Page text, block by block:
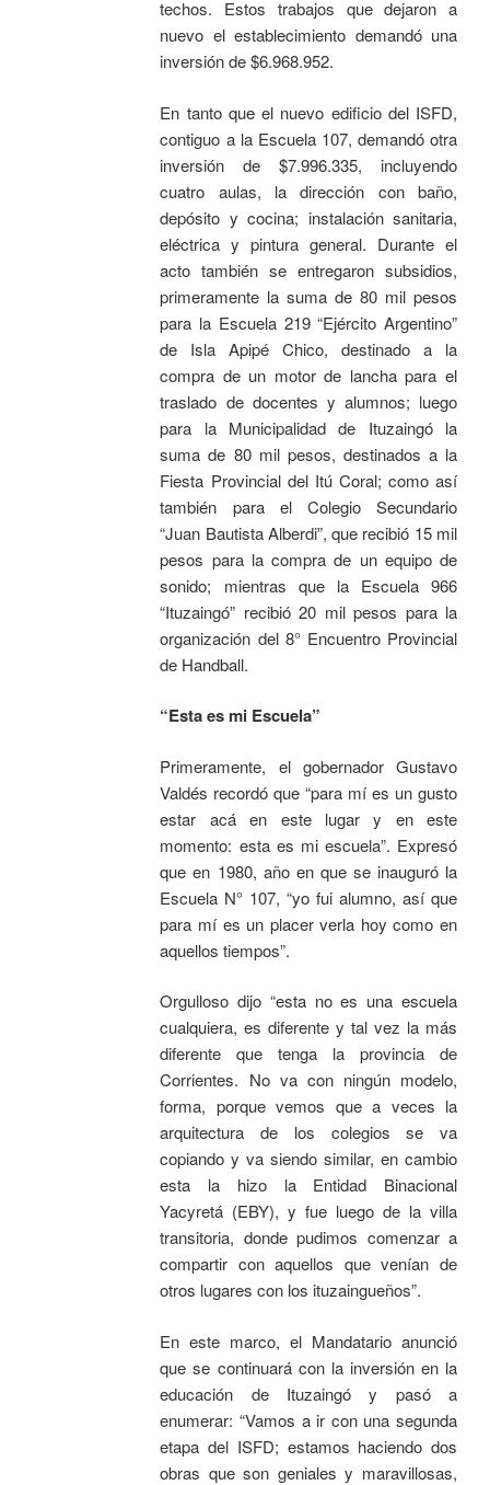
techos. Estos trabajos que dejaron a
nuevo el establecimiento demandó una
inversión de $6.968.952.
En tanto que el nuevo edificio del ISFD,
contiguo a la Escuela 107, demandó otra
inversión de $7.996.335, incluyendo
cuatro aulas, la dirección con baño,
depósito y cocina; instalación sanitaria,
eléctrica y pintura general. Durante el
acto también se entregaron subsidios,
primeramente la suma de 80 mil pesos
para la Escuela 219 “Ejército Argentino”
de Isla Apipé Chico, destinado a la
compra de un motor de lancha para el
traslado de docentes y alumnos; luego
para la Municipalidad de Ituzaingó la
suma de 80 mil pesos, destinados a la
Fiesta Provincial del Itú Coral; como así
también para el Colegio Secundario
“Juan Bautista Alberdi”, que recibió 15 mil
pesos para la compra de un equipo de
sonido; mientras que la Escuela 966
“Ituzaingó” recibió 20 mil pesos para la
organización del 8° Encuentro Provincial
de Handball.
“Esta es mi Escuela”
Primeramente, el gobernador Gustavo
Valdés recordó que “para mí es un gusto
estar acá en este lugar y en este
momento: esta es mi escuela”. Expresó
que en 1980, año en que se inauguró la
Escuela N° 107, “yo fui alumno, así que
para mí es un placer verla hoy como en
aquellos tiempos”.
Orgulloso dijo “esta no es una escuela
cualquiera, es diferente y tal vez la más
diferente que tenga la provincia de
Corrientes. No va con ningún modelo,
forma, porque vemos que a veces la
arquitectura de los colegios se va
copiando y va siendo similar, en cambio
esta la hizo la Entidad Binacional
Yacyretá (EBY), y fue luego de la villa
transitoria, donde pudimos comenzar a
compartir con aquellos que venían de
otros lugares con los ituzaingueños”.
En este marco, el Mandatario anunció
que se continuará con la inversión en la
educación de Ituzaingó y pasó a
enumerar: “Vamos a ir con una segunda
etapa del ISFD; estamos haciendo dos
obras que son geniales y maravillosas,